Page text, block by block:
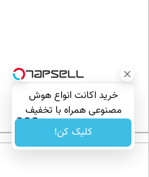
خرید اکانت انواع هوش
مصنوعی همراه با تخفیف
ویژه!!دریافت کد تخفیف👇👇👇
کلیک کن!